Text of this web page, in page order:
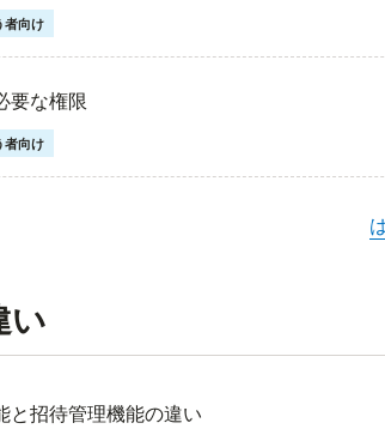
者向け
要な権限
者向け
い
と招待管理機能の違い